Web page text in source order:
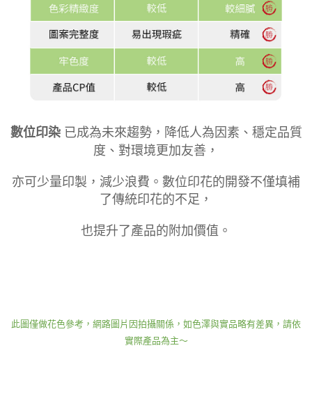
數位印染已成為未來趨勢，降低人為因素、穩定品質
度、對環境更加友善，
亦可少量印製，減少浪費。數位印花的開發不僅填補
了傳統印花的不足，
也提升了產品的附加價值。
此圖僅做花色參考，網路圖片因拍攝關係，如色澤與實品略有差異，請依
實際產品為主～